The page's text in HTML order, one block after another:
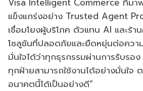
แข็งแกร่งอย่าง Trusted Agent
เชื่อมโยงผู้บริโภค ตัวแทน AI และร้า
โซลูชันที่ปลอดภัยและยืดหยุ่นต่อควา
มั่นใจได้ว่าทุกธุรกรรมผ่านการรับรอง
ทุกฝ่ายสามารถใช้งานได้อย่างมั่นใจ
อนาคตนี้ได้เป็นอย่างดี”